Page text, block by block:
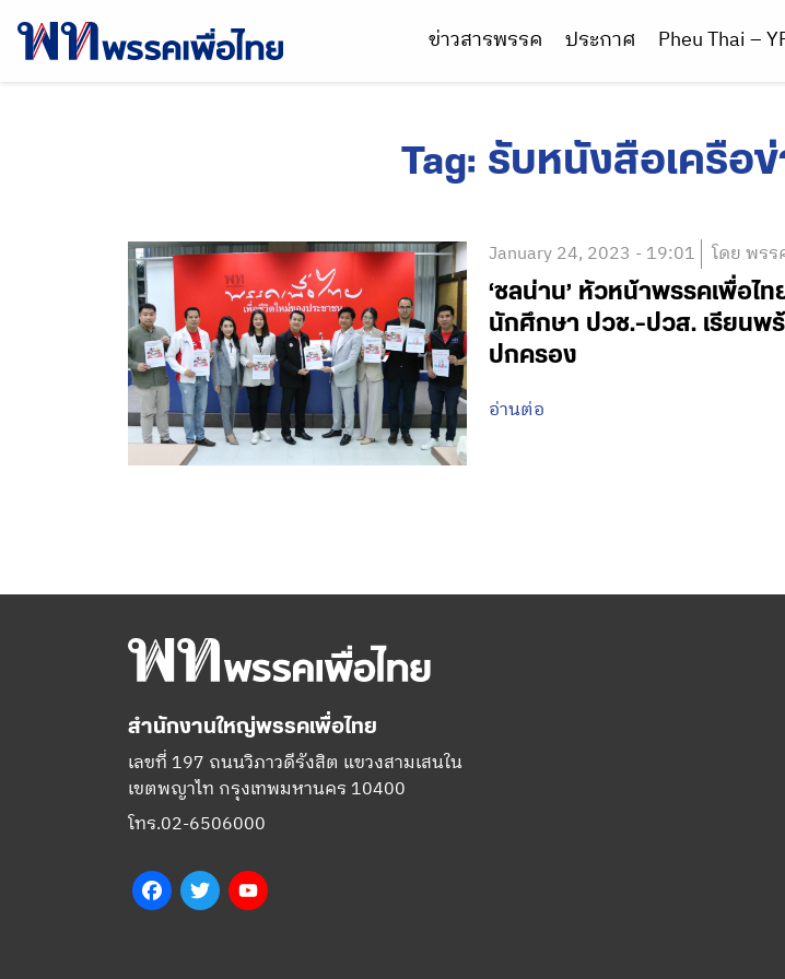
ข่าวสารพรรค ประกาศ Pheu Thai –
Tag: รับหนังสือเครือ
January 24, 2023 - 19:01 โดย พรร
‘ชลน่าน’ หัวหน้าพรรคเพื่อไ
นักศึกษา ปวช.-ปวส. เรียนพ
ปกครอง
อ่านต่อ
สำนักงานใหญ่พรรคเพื่อไทย
เลขที่ 197 ถนนวิภาวดีรังสิต แขวงสามเสนใน
เขตพญาไท กรุงเทพมหานคร 10400
โทร.02-6506000
FacebookTwitter